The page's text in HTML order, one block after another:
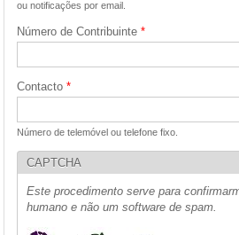
ou notificações por email.
Número de Contribuinte *
Contacto *
Número de telemóvel ou telefone fixo.
CAPTCHA
Este procedimento serve para
humano e não um software de spam.